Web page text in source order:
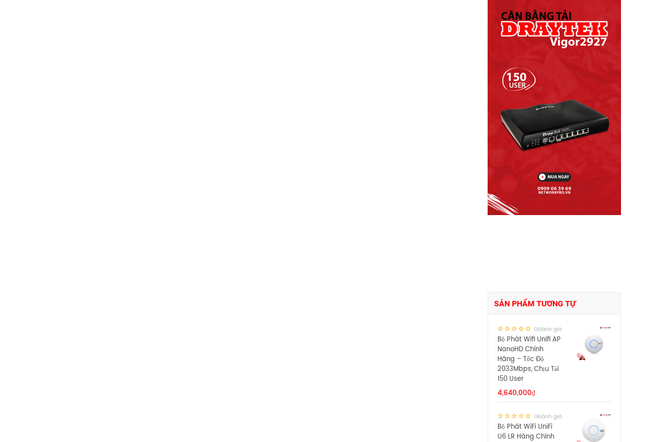
SẢN PHẨM TƯƠNG TỰ
0Đánh giá
Bộ Phát Wifi Unifi AP
NanoHD Chính
Hãng – Tốc Độ
2033Mbps, Chịu Tải
150 User
4,640,000₫
0Đánh giá
Bộ Phát WiFi UniFi
U6 LR Hàng Chính